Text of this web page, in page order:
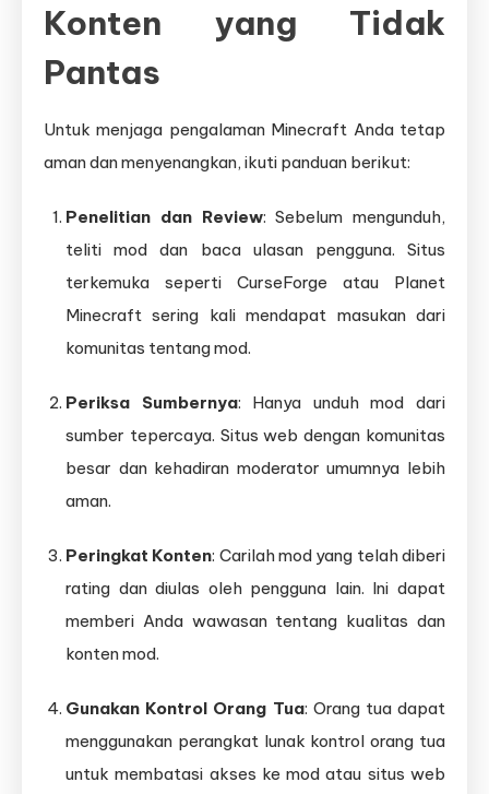
Konten yang Tidak
Pantas
Untuk menjaga pengalaman Minecraft Anda tetap
aman dan menyenangkan, ikuti panduan berikut:
Penelitian dan Review: Sebelum mengunduh,
teliti mod dan baca ulasan pengguna. Situs
terkemuka seperti CurseForge atau Planet
Minecraft sering kali mendapat masukan dari
komunitas tentang mod.
Periksa Sumbernya: Hanya unduh mod dari
sumber tepercaya. Situs web dengan komunitas
besar dan kehadiran moderator umumnya lebih
aman.
Peringkat Konten: Carilah mod yang telah diberi
rating dan diulas oleh pengguna lain. Ini dapat
memberi Anda wawasan tentang kualitas dan
konten mod.
Gunakan Kontrol Orang Tua: Orang tua dapat
menggunakan perangkat lunak kontrol orang tua
untuk membatasi akses ke mod atau situs web